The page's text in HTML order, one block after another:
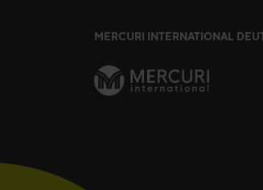
MERCURI INTERNATIONAL